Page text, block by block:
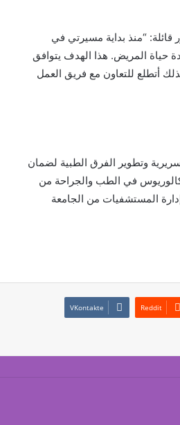
“منذ بداية مسيرتي في
حياة المريض. هذا الهدف يتوافق
أتطلع للتعاون مع فريق العمل
وتطوير الفرق الطبية لضمان
في الطب والجراحة من
المستشفيات من الجامعة